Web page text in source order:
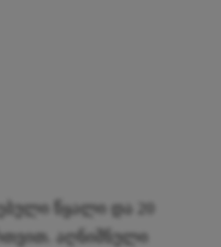
წყალი და 20
აღნიშნული